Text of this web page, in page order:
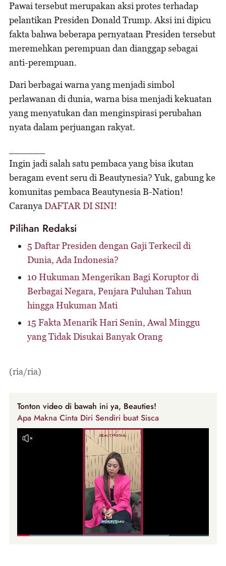
Pawai tersebut merupakan aksi protes terhadap
pelantikan Presiden Donald Trump. Aksi ini dipicu
fakta bahwa beberapa pernyataan Presiden tersebut
meremehkan perempuan dan dianggap sebagai
anti-perempuan.
Dari berbagai warna yang menjadi simbol
perlawanan di dunia, warna bisa menjadi kekuatan
yang menyatukan dan menginspirasi perubahan
nyata dalam perjuangan rakyat.
Ingin jadi salah satu pembaca yang bisa ikutan
beragam event seru di Beautynesia? Yuk, gabung ke
komunitas pembaca Beautynesia B-Nation!
Caranya DAFTAR DI SINI!
Pilihan Redaksi
5 Daftar Presiden dengan Gaji Terkecil di
Dunia, Ada Indonesia?
10 Hukuman Mengerikan Bagi Koruptor di
Berbagai Negara, Penjara Puluhan Tahun
hingga Hukuman Mati
15 Fakta Menarik Hari Senin, Awal Minggu
yang Tidak Disukai Banyak Orang
(ria/ria)
Tonton video di bawah ini ya, Beauties!
Apa Makna Cinta Diri Sendiri buat Sisca